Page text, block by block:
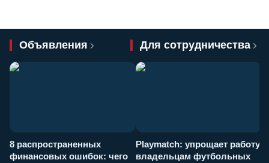
Объявления Для сотрудничества
8 распространенных
финансовых ошибок: чего
Playmatch: упрощает работу
владельцам футбольных